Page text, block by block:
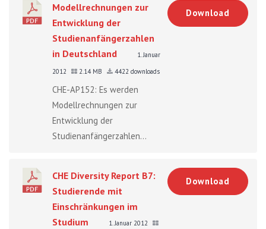
Modellrechnungen zur
Entwicklung der
Studienanfängerzahlen
in Deutschland
1. Januar
2012
2.14 MB 4422 downloads
CHE-AP152: Es werden
Modellrechnungen zur
Entwicklung der
Studienanfängerzahlen...
Download
CHE Diversity Report B7:
Studierende mit
Einschränkungen im
Studium
1. Januar 2012
Download